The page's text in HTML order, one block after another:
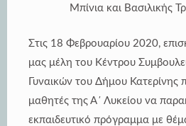
Μπίνια και Βασιλικής
Στις 18 Φεβρουαρίου 2020,
μας μέλη του Κέντρου
Γυναικών του Δήμου Κατερίνης
μαθητές της Α΄ Λυκείου να
εκπαιδευτικό πρόγραμμα με